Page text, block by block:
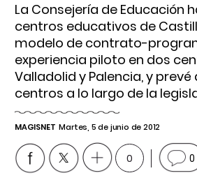
La Consejería de Educación
centros educativos de
modelo de contrato-
experiencia piloto en dos
Valladolid y Palencia, y
centros a lo largo de la
MAGISNET Martes, 5 de junio de 2012
0 0